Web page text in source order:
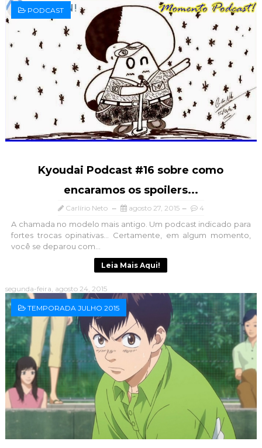
PODCAST
Kyoudai Podcast #16 sobre como
encaramos os spoilers...
Carlírio Neto agosto 27, 2015 4
A chamada no modelo mais antigo. Um podcast indicado para
fortes trocas opinativas... Certamente, em algum momento,
você se deparou com...
Leia Mais Aqui!
segunda-feira, agosto 24, 2015
TEMPORADA JULHO 2015